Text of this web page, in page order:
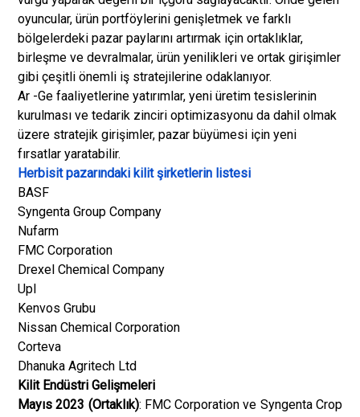
oyuncular, ürün portföylerini genişletmek ve farklı
bölgelerdeki pazar paylarını artırmak için ortaklıklar,
birleşme ve devralmalar, ürün yenilikleri ve ortak girişimler
gibi çeşitli önemli iş stratejilerine odaklanıyor.
Ar -Ge faaliyetlerine yatırımlar, yeni üretim tesislerinin
kurulması ve tedarik zinciri optimizasyonu da dahil olmak
üzere stratejik girişimler, pazar büyümesi için yeni
fırsatlar yaratabilir.
Herbisit pazarındaki kilit şirketlerin listesi
BASF
Syngenta Group Company
Nufarm
FMC Corporation
Drexel Chemical Company
Upl
Kenvos Grubu
Nissan Chemical Corporation
Corteva
Dhanuka Agritech Ltd
Kilit Endüstri Gelişmeleri
Mayıs 2023 (Ortaklık): FMC Corporation ve Syngenta Crop